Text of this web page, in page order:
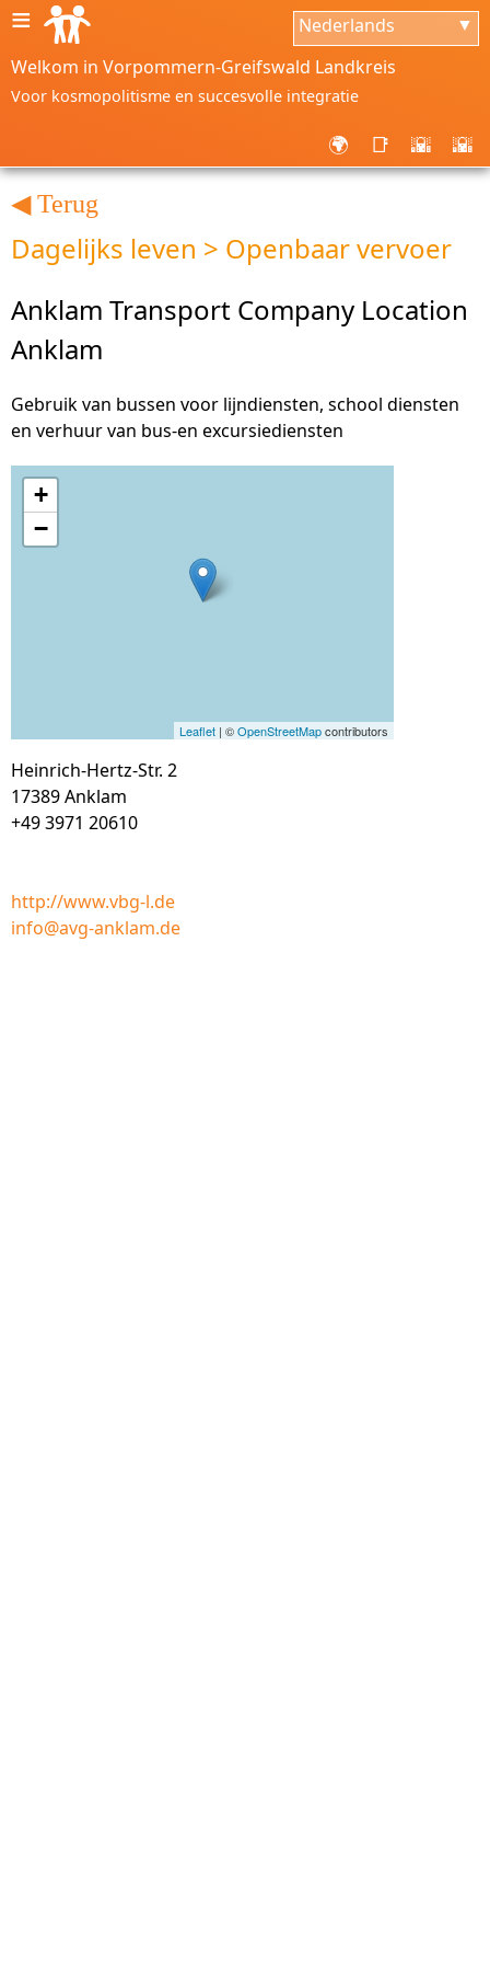
≡ Nederlands ▼
Welkom in Vorpommern-Greifswald Landkreis
Voor kosmopolitisme en succesvolle integratie
🌍 📑 🌇 🌇
◀ Terug
Dagelijks leven > Openbaar vervoer
Anklam Transport Company Location
Anklam
Gebruik van bussen voor lijndiensten, school diensten
en verhuur van bus-en excursiediensten
+
−
Leaflet | ©OpenStreetMapcontributors
Heinrich-Hertz-Str. 2
17389 Anklam
+49 3971 20610
http://www.vbg-l.de
info@avg-anklam.de